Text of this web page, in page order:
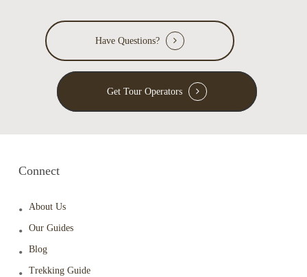
Have Questions?
Get Tour Operators
Connect
About Us
Our Guides
Blog
Trekking Guide